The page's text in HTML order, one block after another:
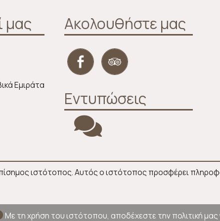
μας
Εμιράτα
Ακολουθήστε μας
Εντυπώσεις
ιστότοπος. Αυτός ο ιστότοπος προσφέρει
Με τη χρήση του ιστότοπου, αποδέχεστε την πολιτική μας